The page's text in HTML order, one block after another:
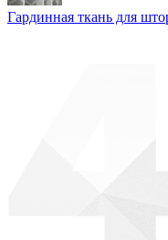
Гардинная ткань для